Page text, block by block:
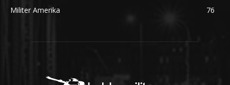
Militer Amerika
76